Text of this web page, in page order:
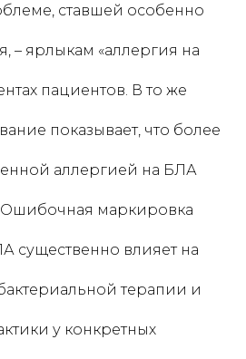
ставшей особенно
– ярлыкам «аллергия на
пациентов. В то же
показывает, что более
аллергией на БЛА
Ошибочная маркировка
существенно влияет на
терапии и
у конкретных